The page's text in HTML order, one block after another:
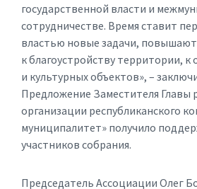
государственной власти и
сотрудничестве. Время ставит
властью новые задачи,
к благоустройству территории, к
и культурных объектов», –
Предложение Заместителя Главы
организации республиканского
муниципалитет» получило
участников собрания.
Председатель Ассоциации Олег